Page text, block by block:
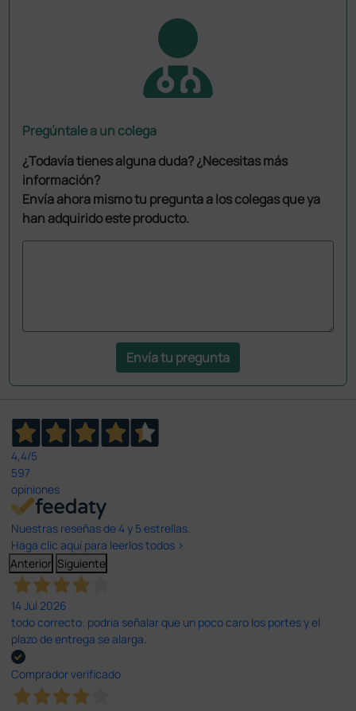
Pregúntale a un colega
¿Todavía tienes alguna duda? ¿Necesitas más
información?
Envía ahora mismo tu pregunta a los colegas que ya
han adquirido este producto.
Envía tu pregunta
4,4/5
597
opiniones
Nuestras reseñas de 4 y 5 estrellas.
Haga clic aquí para leerlos todos >
Anterior Siguiente
14 Jul 2026
todo correcto. podria señalar que un poco caro los portes y el
plazo de entrega se alarga.
Comprador verificado